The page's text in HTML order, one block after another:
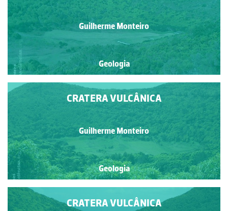
Guilherme Monteiro
Geologia
CRATERA VULCÂNICA
Guilherme Monteiro
Geologia
CRATERA VULCÂNICA